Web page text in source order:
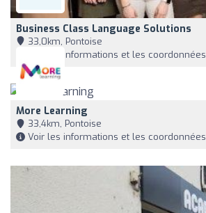
Business Class Language Solutions
33,0km, Pontoise
Voir les informations et les coordonnées
More Learning
33,4km, Pontoise
Voir les informations et les coordonnées